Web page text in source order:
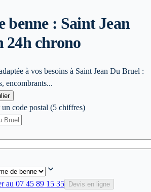
benne : Saint Jean
24h chrono
à vos besoins à Saint Jean Du Bruel :
encombrants...
code postal (5 chiffres)
au 07 45 89 15 35 Devis en ligne